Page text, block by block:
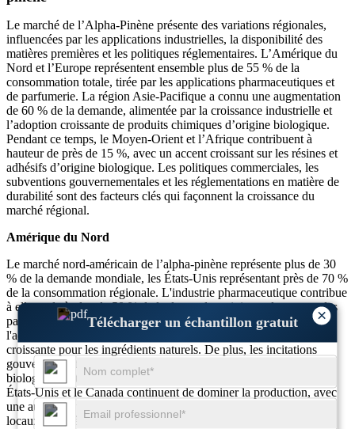
×
Télécharger un échantillon gratuit
Le marché de l’Alpha-Pinène présente des variations régionales,
influencées par les applications industrielles, la disponibilité des
matières premières et les politiques réglementaires. L’Amérique du
Nord et l’Europe représentent ensemble plus de 55 % de la
consommation totale, tirée par les applications pharmaceutiques et
de parfumerie. La région Asie-Pacifique a connu une augmentation
de 60 % de la demande, alimentée par la croissance industrielle et
l’adoption croissante de produits chimiques d’origine biologique.
Pendant ce temps, le Moyen-Orient et l’Afrique contribuent à
hauteur de près de 15 %, avec un accent croissant sur les résines et
adhésifs d’origine biologique. Les politiques commerciales, les
subventions gouvernementales et les réglementations en matière de
durabilité sont des facteurs clés qui façonnent la croissance du
marché régional.
Amérique du Nord
Le marché nord-américain de l’alpha-pinène représente plus de 30
% de la demande mondiale, les États-Unis représentant près de 70 %
de la consommation régionale. L'industrie pharmaceutique contribue
à elle seule à plus de 50 % de la demande, suivie par le secteur des
parfums avec 40 %. L'industrie agroalimentaire a augmenté
l'adoption de l'alpha-pinène de 35 %, en raison d'une préférence
croissante pour les ingrédients naturels. De plus, les incitations
gouvernementales en faveur des produits chimiques d’origine
biologique ont augmenté de 45 %, soutenant ainsi l’industrie. Les
États-Unis et le Canada continuent de dominer la production, avec
une augmentation de 55 % des investissements manufacturiers
locaux pour réduire la dépendance aux importations.